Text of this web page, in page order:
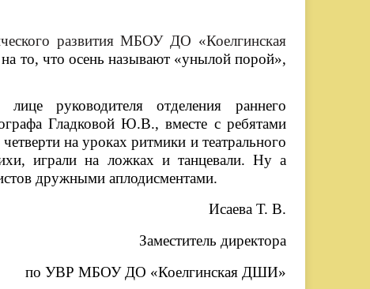
развития МБОУ ДО «Коелгинская
то, что осень называют «унылой порой»,
руководителя отделения раннего
Гладковой Ю.В., вместе с ребятами
на уроках ритмики и театрального
играли на ложках и танцевали. Ну а
дружными аплодисментами.
Исаева Т. В.
Заместитель директора
по УВР МБОУ ДО «Коелгинская ДШИ»